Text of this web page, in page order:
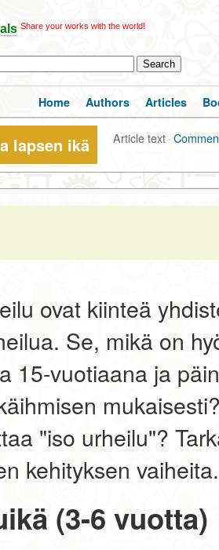
Share your works with the world!
Home Authors Articles
lapsen ikä Article text·
ovat kiinteä
Se, mikä on
15-vuotiaana ja
"iso urheilu"?
kehityksen vaiheita.
(3-6 vuotta)